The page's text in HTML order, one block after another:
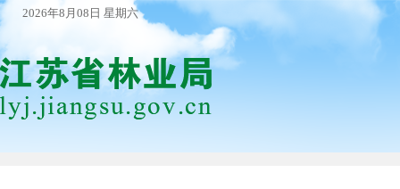
2026年8月08日 星期六